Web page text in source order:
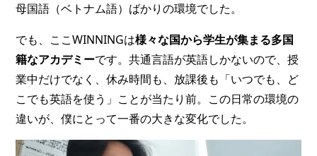
母国語（ベトナム語）ばかりの環境でした。
でも、ここWINNINGは様々な国から学生が集まる多国
籍なアカデミーです。共通言語が英語しかないので、授
業中だけでなく、休み時間も、放課後も「いつでも、ど
こでも英語を使う」ことが当たり前。この日常の環境の
違いが、僕にとって一番の大きな変化でした。